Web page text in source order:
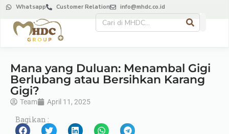
Whatsapp Customer Relation info@mhdc.co.id
Mana yang Duluan: Menambal Gigi
Berlubang atau Bersihkan Karang
Gigi?
Team April 11, 2025
Bagikan :